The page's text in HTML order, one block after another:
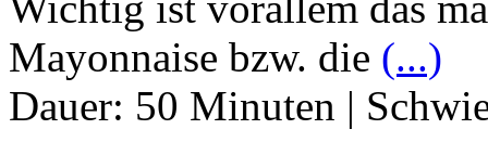
Mayonnaise bzw. die (...)
Dauer: 50 Minuten |